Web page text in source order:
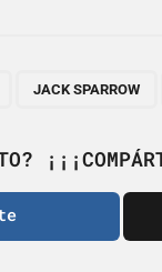
JACK SPARROW